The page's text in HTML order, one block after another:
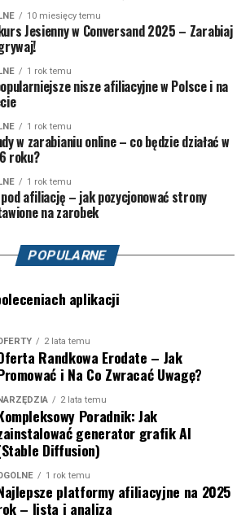
10 miesięcy temu
Jesienny w Conversand 2025 – Zarabiaj
1 rok temu
nisze afiliacyjne w Polsce i na
1 rok temu
w zarabianiu online – co będzie działać w
roku?
1 rok temu
pod afiliację – jak pozycjonować strony
na zarobek
POPULARNE
aplikacji
2 lata temu
Randkowa Erodate – Jak
i Na Co Zwracać Uwagę?
2 lata temu
Poradnik: Jak
generator grafik AI
Diffusion)
1 rok temu
platformy afiliacyjne na 2025
– lista i analiza